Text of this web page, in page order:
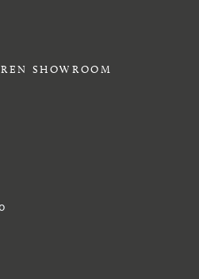
SHOWROOM